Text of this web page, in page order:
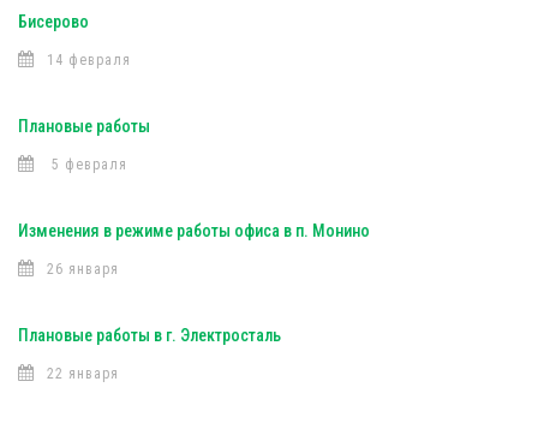
Бисерово
14 февраля
Плановые работы
5 февраля
Изменения в режиме работы офиса в п. Монино
26 января
Плановые работы в г. Электросталь
22 января